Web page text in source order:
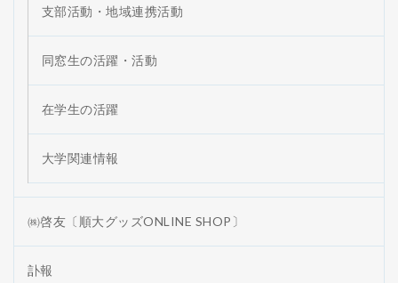
支部活動・地域連携活動
同窓生の活躍・活動
在学生の活躍
大学関連情報
㈱啓友〔順大グッズONLINE SHOP〕
訃報